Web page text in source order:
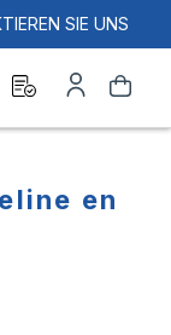
SIE UNS
Search
quote
Account
en